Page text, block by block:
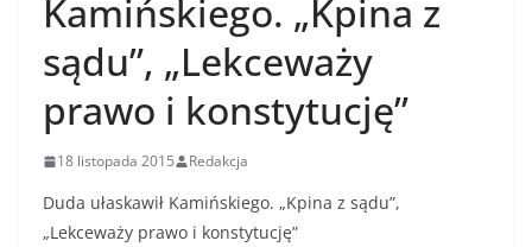
Kamińskiego. „Kpina z
sądu”, „Lekceważy
prawo i konstytucję”
18 listopada 2015 Redakcja
Duda ułaskawił Kamińskiego. „Kpina z sądu”,
„Lekceważy prawo i konstytucję”